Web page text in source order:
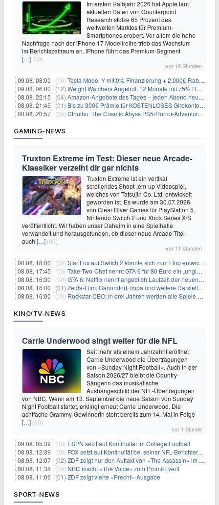
Im ersten Halbjahr 2026 hat Apple laut
aktuellen Daten von Counterpoint
Research stolze 65 Prozent des
weltweiten Marktes für Premium-
Smartphones erobert. Vor allem die hohe
Nachfrage nach der iPhone 17 Modellreihe trieb das Wachstum
im Berichtszeitraum an. iPhone führt das Premium-Segment
[…] (00)
vor 19 Stunden
09.08. 08:00 | (00) Tesla Model Y mit 0% Finanzierung + 2.000€ Rabatt für 38.970€
09.08. 06:00 | (12) Weight Watchers Angebot: 12 Monate mit 75% Rabatt ab 6,25€/Monat
08.08. 22:15 | (04) Amazon-Angebote des Tages – jeden Abend neue Deals zum Stöbern
08.08. 21:45 | (01) Bis zu 300€ Prämie für KOSTENLOSES Girokonto bei der Santander – 50€ schon nach 1 Woche!
08.08. 20:57 | (00) Cthulhu: The Cosmic Abyss PS5-Horror-Adventure für 27,99€
GAMING-NEWS
Truxton Extreme im Test: Dieser neue Arcade-
Klassiker verzeiht dir gar nichts
Truxton Extreme ist ein vertikal
scrollendes Shoot-‚em-up-Videospiel,
welches von Tatsujin Co. Ltd. entwickelt
geworden ist. Es wurde am 30.07.2026
von Clear River Games für PlayStation 5,
Nintendo Switch 2 und Xbox Series X/S
veröffentlicht. Wir haben unser Daheim in eine Spielhalle
verwandelt und herausgefunden, ob dieser neue Arcade-Titel
auch […] (00)
vor 11 Stunden
08.08. 18:00 | (00) Star Fox auf Switch 2 könnte sich zum Flop entwickeln
08.08. 17:45 | (00) Take-Two-Chef nennt GTA 6 für 80 Euro ein „unglaubliches Schnäppchen“
08.08. 16:30 | (00) GTA 6: Netflix nennt angeblich Laufzeit der neuen Gameplay-Präsentation
08.08. 16:00 | (01) Zelda-Film: Ganondorf, Impa und weitere Darsteller sollen feststehen
08.08. 16:00 | (00) Rockstar-CEO: In drei Jahren werden alle Spiele gestreamt
KINO/TV-NEWS
Carrie Underwood singt weiter für die NFL
Seit mehr als einem Jahrzehnt eröffnet
Carrie Underwood die Übertragungen
von «Sunday Night Football». Auch in der
Saison 2026/27 bleibt die Country-
Sängerin das musikalische
Aushängeschild der NFL-Übertragungen
von NBC. Wenn am 13. September die neue Saison von Sunday
Night Football startet, erklingt erneut Carrie Underwood. Die
achtfache Grammy-Gewinnerin steht bereits zum 14. Mal in Folge
[…] (00)
vor 1 Stunde
09.08. 05:39 | (00) ESPN setzt auf Kontinuität im College Football
08.08. 12:39 | (00) FOX setzt auf Kontinuität bei seiner NFL-Berichterstattung
08.08. 12:07 | (02) ZDF zeigt nur den Auftakt von «The Assassin» im Fernsehen
08.08. 11:38 | (00) NBC macht «The Voice» zum Promi-Event
08.08. 11:06 | (01) ZDF zeigt vierte «Precht»-Ausgabe
SPORT-NEWS